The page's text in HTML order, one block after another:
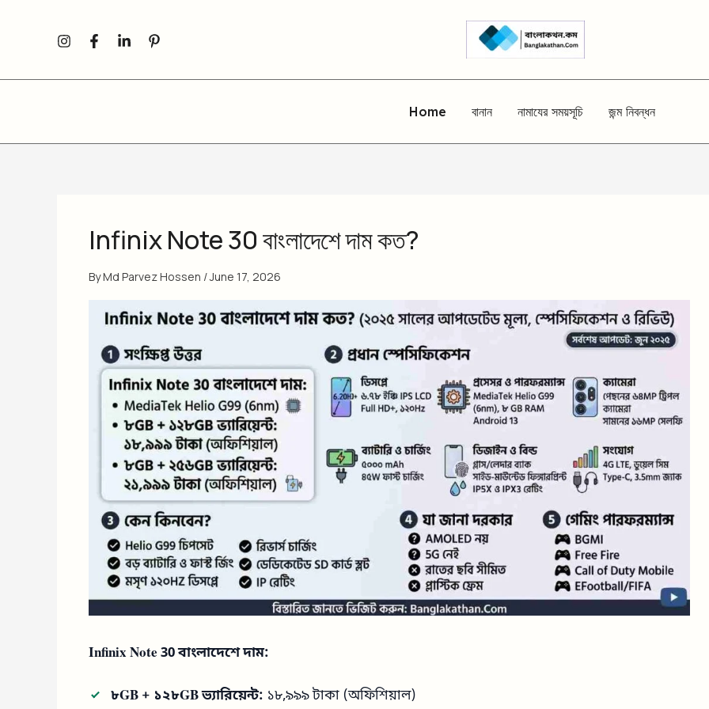
Home বানান নামাযের সময়সূচি জন্ম নিবন্ধন
Infinix Note 30 বাংলাদেশে দাম কত?
ByMd Parvez Hossen /June 17, 2026
Infinix Note 30 বাংলাদেশে দাম:
৮GB + ১২৮GB ভ্যারিয়েন্ট: ১৮,৯৯৯ টাকা (অফিশিয়াল)